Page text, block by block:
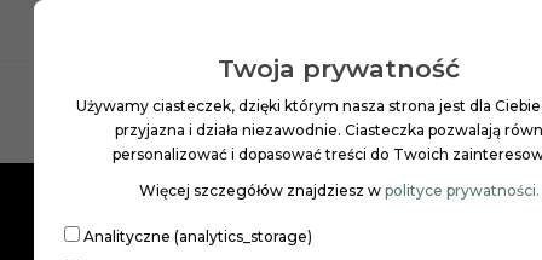
Twoja prywatność
Używamy ciasteczek, dzięki którym nasza strona jest dla
przyjazna i działa niezawodnie. Ciasteczka pozwalają
personalizować i dopasować treści do Twoich
Więcej szczegółów znajdziesz w polityce prywatności.
Analityczne (analytics_storage)
Szukaj